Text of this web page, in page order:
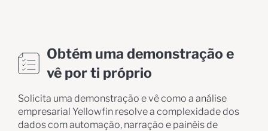
Obtém uma demonstração e
vê por ti próprio
Solicita uma demonstração e vê como a análise
empresarial Yellowfin resolve a complexidade dos
dados com automação, narração e painéis de